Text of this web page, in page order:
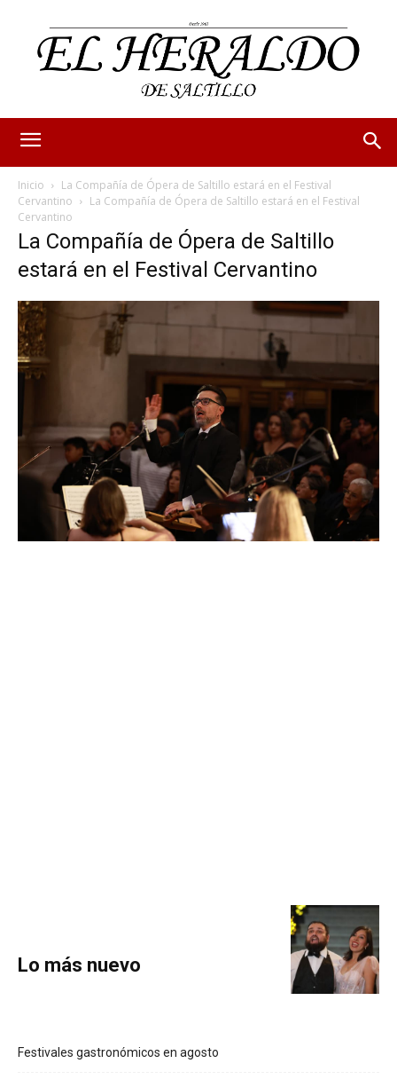
Inicio
La Compañía de Ópera de Saltillo estará en el Festival
Cervantino
La Compañía de Ópera de Saltillo estará en el Festival
Cervantino
La Compañía de Ópera de Saltillo
estará en el Festival Cervantino
Lo más nuevo
Festivales gastronómicos en agosto